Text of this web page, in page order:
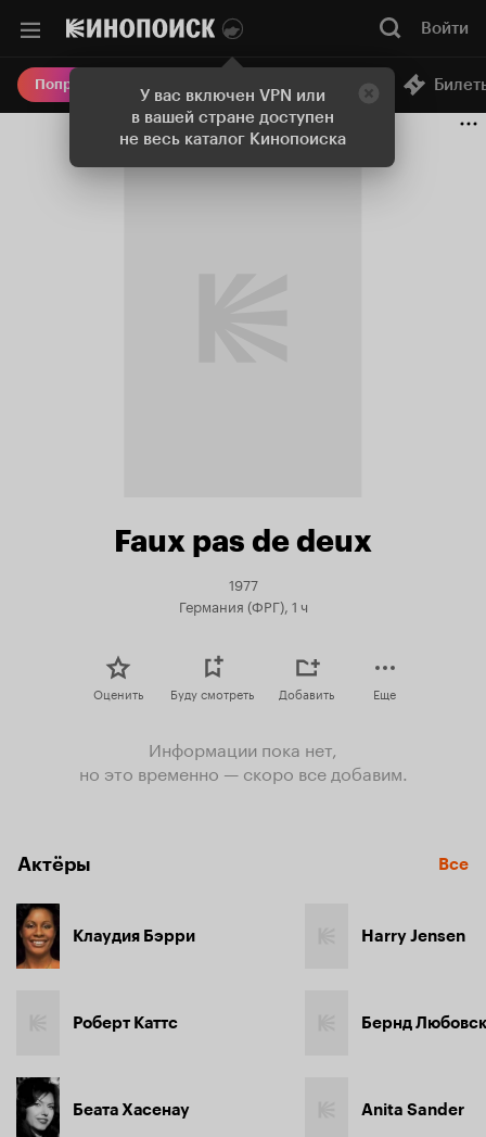
У вас включен VPN или
в вашей стране доступен
не весь каталог Кинопоиска
Войти
Попробовать Плюс Онлайн-кинотеатр
Faux pas de deux
1977
Германия (ФРГ), 1 ч
Оценить Буду смотреть Добавить Еще
Информации пока нет,
но это временно — скоро все добавим.
Актёры Все
Клаудия Бэрри
Роберт Каттс
Беата Хасенау
Harry Jensen
Бернд
Anita Sander